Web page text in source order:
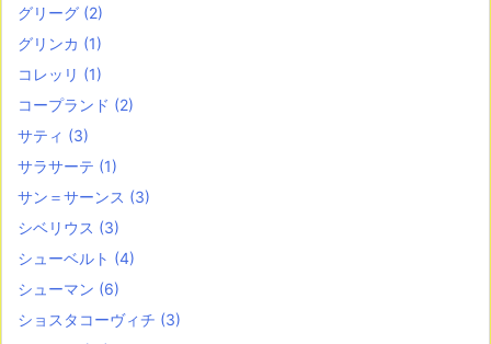
グリーグ (2)
グリンカ (1)
コレッリ (1)
コープランド (2)
サティ (3)
サラサーテ (1)
サン＝サーンス (3)
シベリウス (3)
シューベルト (4)
シューマン (6)
ショスタコーヴィチ (3)